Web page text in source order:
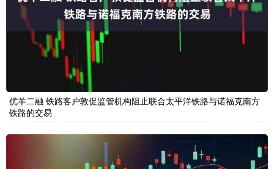
优羊二融 铁路客户敦促监管机构阻止联合太平洋铁路与诺福克南方
铁路的交易